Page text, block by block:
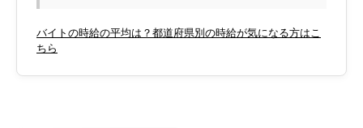
バイトの時給の平均は？都道府県別の時給が気になる方はこ
ちら